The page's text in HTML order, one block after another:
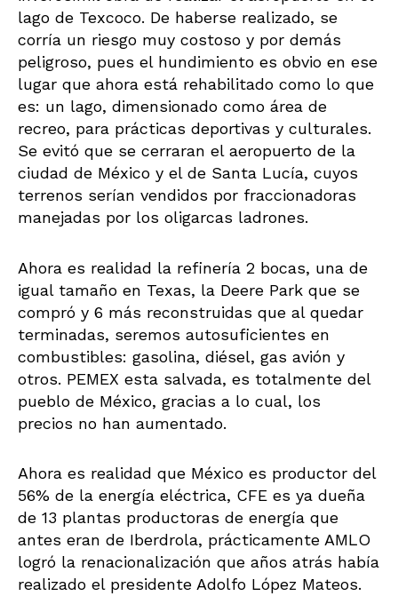
lago de Texcoco. De haberse realizado, se
corría un riesgo muy costoso y por demás
peligroso, pues el hundimiento es obvio en ese
lugar que ahora está rehabilitado como lo que
es: un lago, dimensionado como área de
recreo, para prácticas deportivas y culturales.
Se evitó que se cerraran el aeropuerto de la
ciudad de México y el de Santa Lucía, cuyos
terrenos serían vendidos por fraccionadoras
manejadas por los oligarcas ladrones.
Ahora es realidad la refinería 2 bocas, una de
igual tamaño en Texas, la Deere Park que se
compró y 6 más reconstruidas que al quedar
terminadas, seremos autosuficientes en
combustibles: gasolina, diésel, gas avión y
otros. PEMEX esta salvada, es totalmente del
pueblo de México, gracias a lo cual, los
precios no han aumentado.
Ahora es realidad que México es productor del
56% de la energía eléctrica, CFE es ya dueña
de 13 plantas productoras de energía que
antes eran de Iberdrola, prácticamente AMLO
logró la renacionalización que años atrás había
realizado el presidente Adolfo López Mateos.